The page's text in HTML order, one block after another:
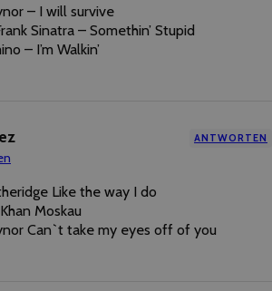
– I will survive
Sinatra – Somethin’ Stupid
– I’m Walkin’
ANTWORTEN
Like the way I do
Moskau
Can`t take my eyes off of you